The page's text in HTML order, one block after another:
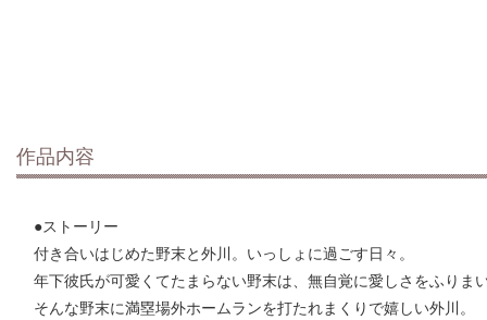
作品内容
●ストーリー
付き合いはじめた野末と外川。いっしょに過ごす日々。
年下彼氏が可愛くてたまらない野末は、無自覚に愛しさをふりまい
そんな野末に満塁場外ホームランを打たれまくりで嬉しい外川。